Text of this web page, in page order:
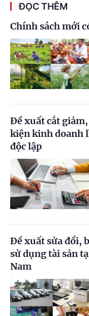
ĐỌC THÊM
Chính sách mới
Đề xuất cắt
kiện kinh doanh
độc lập
Đề xuất sửa đổi,
sử dụng tài sản
Nam